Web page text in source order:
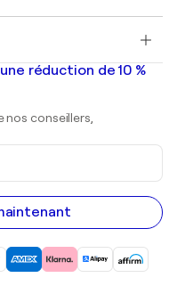
réduction de 10 %
conseillers,